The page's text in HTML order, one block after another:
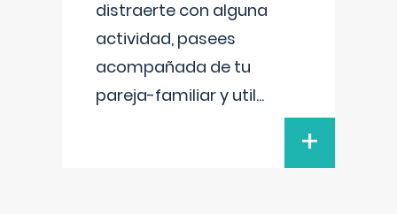
distraerte con alguna
actividad, pasees
acompañada de tu
pareja-familiar y util...
+